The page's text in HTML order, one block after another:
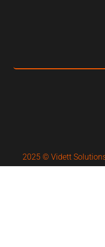
2025 © Vidett